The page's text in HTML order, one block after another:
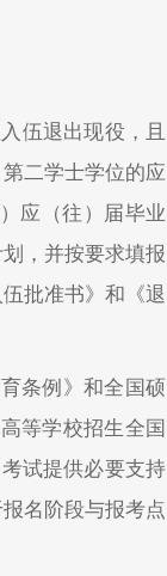
伍退出现役，且
二学士学位的应
应（往）届毕业
，并按要求填报
批准书》和《退
条例》和全国硕
等学校招生全国
试提供必要支持
名阶段与报考点